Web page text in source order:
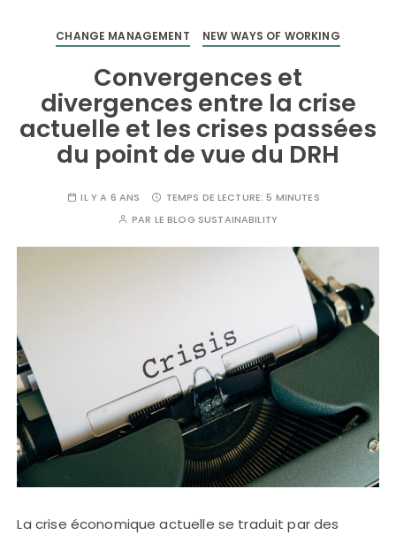
CHANGE MANAGEMENT NEW WAYS OF WORKING
Convergences et
divergences entre la crise
actuelle et les crises passées
du point de vue du DRH
IL Y A 6 ANS TEMPS DE LECTURE:5 MINUTES
PAR LE BLOG SUSTAINABILITY
La crise économique actuelle se traduit par des